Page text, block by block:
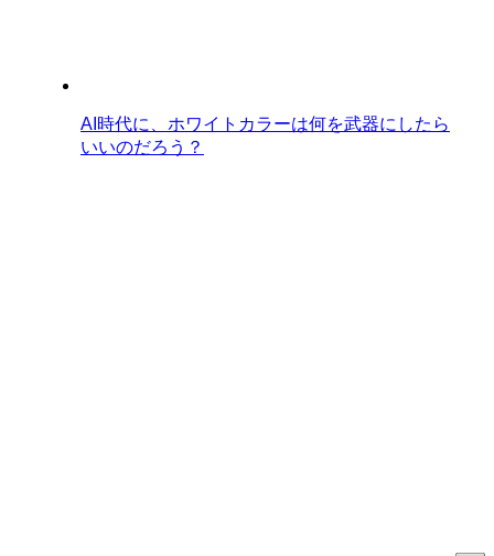
AI時代に、ホワイトカラーは何を武器にしたら
いいのだろう？